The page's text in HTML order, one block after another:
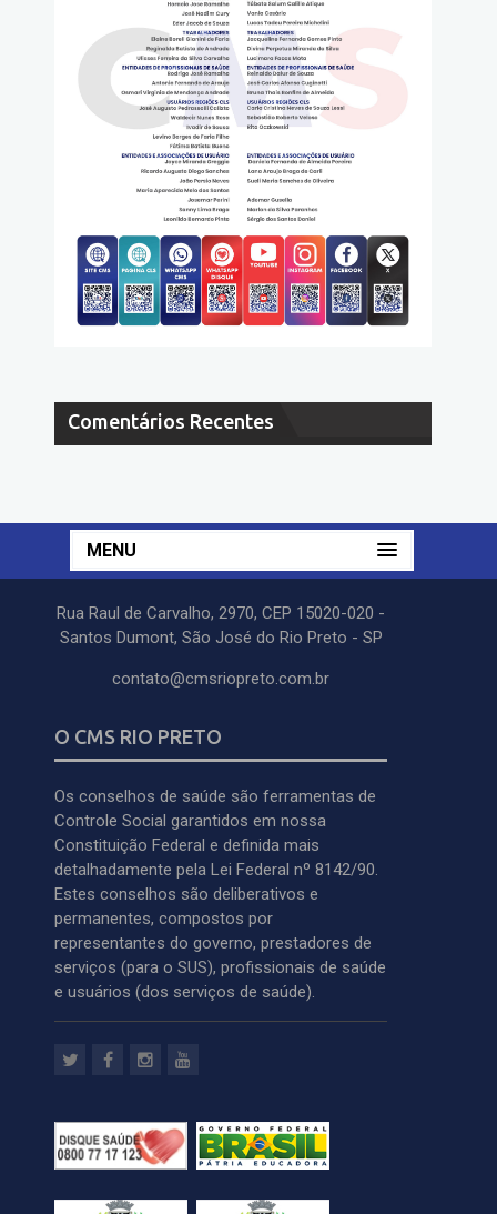
Comentários Recentes
MENU
Rua Raul de Carvalho, 2970, CEP 15020-020 -
Santos Dumont, São José do Rio Preto - SP
contato@cmsriopreto.com.br
O CMS RIO PRETO
Os conselhos de saúde são ferramentas de
Controle Social garantidos em nossa
Constituição Federal e definida mais
detalhadamente pela Lei Federal nº 8142/90.
Estes conselhos são deliberativos e
permanentes, compostos por
representantes do governo, prestadores de
serviços (para o SUS), profissionais de saúde
e usuários (dos serviços de saúde).